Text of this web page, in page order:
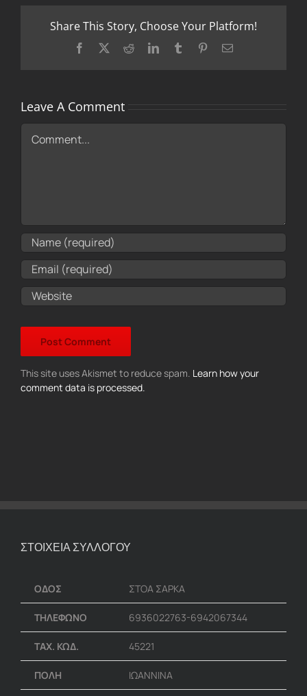
Share This Story, Choose Your Platform!
Facebook RedditLinkedInTumblr PinterestEmail
Leave A Comment
Comment
This site uses Akismet to reduce spam. Learn how your
comment data is processed.
ΣΤΟΙΧΕΙΑ ΣΥΛΛΟΓΟΥ
ΟΔΟΣ ΣΤΟΑ ΣΑΡΚΑ
ΤΗΛΕΦΩΝΟ 6936022763-6942067344
ΤΑΧ. ΚΩΔ. 45221
ΠΟΛΗ ΙΩΑΝΝΙΝΑ